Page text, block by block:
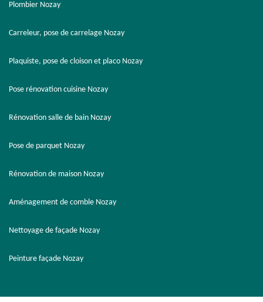
Plombier Nozay
Carreleur, pose de carrelage Nozay
Plaquiste, pose de cloison et placo Nozay
Pose rénovation cuisine Nozay
Rénovation salle de bain Nozay
Pose de parquet Nozay
Rénovation de maison Nozay
Aménagement de comble Nozay
Nettoyage de façade Nozay
Peinture façade Nozay